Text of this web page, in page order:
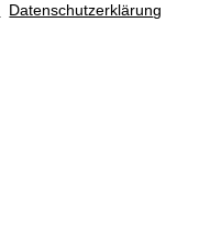
Datenschutzerklärung